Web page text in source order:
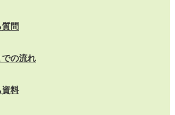
問
の流れ
資料